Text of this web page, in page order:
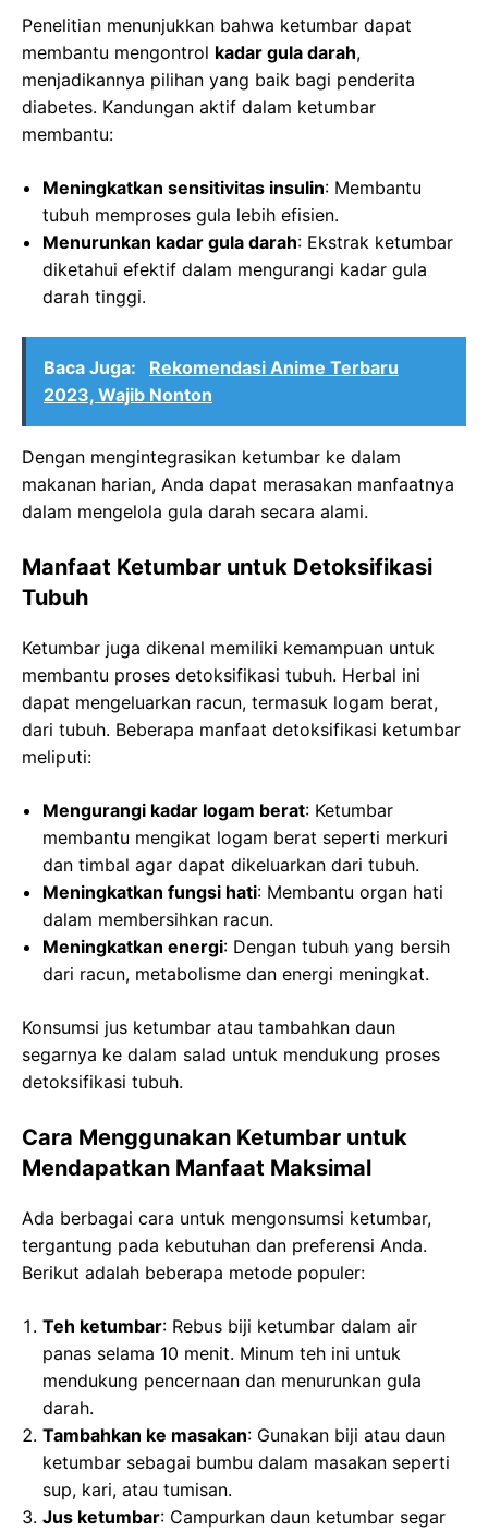
Penelitian menunjukkan bahwa ketumbar dapat
membantu mengontrol kadar gula darah,
menjadikannya pilihan yang baik bagi penderita
diabetes. Kandungan aktif dalam ketumbar
membantu:
Meningkatkan sensitivitas insulin: Membantu
tubuh memproses gula lebih efisien.
Menurunkan kadar gula darah: Ekstrak ketumbar
diketahui efektif dalam mengurangi kadar gula
darah tinggi.
Baca Juga:
Rekomendasi Anime Terbaru
2023, Wajib Nonton
Dengan mengintegrasikan ketumbar ke dalam
makanan harian, Anda dapat merasakan manfaatnya
dalam mengelola gula darah secara alami.
Manfaat Ketumbar untuk Detoksifikasi
Tubuh
Ketumbar juga dikenal memiliki kemampuan untuk
membantu proses detoksifikasi tubuh. Herbal ini
dapat mengeluarkan racun, termasuk logam berat,
dari tubuh. Beberapa manfaat detoksifikasi ketumbar
meliputi:
Mengurangi kadar logam berat: Ketumbar
membantu mengikat logam berat seperti merkuri
dan timbal agar dapat dikeluarkan dari tubuh.
Meningkatkan fungsi hati: Membantu organ hati
dalam membersihkan racun.
Meningkatkan energi: Dengan tubuh yang bersih
dari racun, metabolisme dan energi meningkat.
Konsumsi jus ketumbar atau tambahkan daun
segarnya ke dalam salad untuk mendukung proses
detoksifikasi tubuh.
Cara Menggunakan Ketumbar untuk
Mendapatkan Manfaat Maksimal
Ada berbagai cara untuk mengonsumsi ketumbar,
tergantung pada kebutuhan dan preferensi Anda.
Berikut adalah beberapa metode populer:
Teh ketumbar: Rebus biji ketumbar dalam air
panas selama 10 menit. Minum teh ini untuk
mendukung pencernaan dan menurunkan gula
darah.
Tambahkan ke masakan: Gunakan biji atau daun
ketumbar sebagai bumbu dalam masakan seperti
sup, kari, atau tumisan.
Jus ketumbar: Campurkan daun ketumbar segar